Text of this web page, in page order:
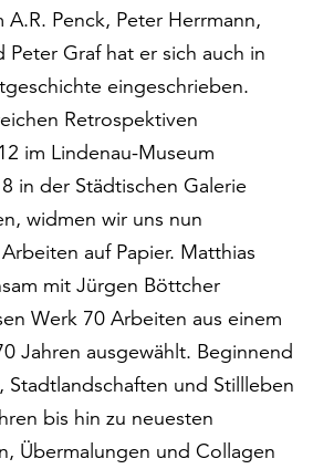
Penck, Peter Herrmann,
Peter Graf hat er sich auch in
eingeschrieben.
Retrospektiven
im Lindenau-Museum
in der Städtischen Galerie
widmen wir uns nun
auf Papier. Matthias
mit Jürgen Böttcher
Werk 70 Arbeiten aus einem
Jahren ausgewählt. Beginnend
Stadtlandschaften und Stillleben
bis hin zu neuesten
Übermalungen und Collagen